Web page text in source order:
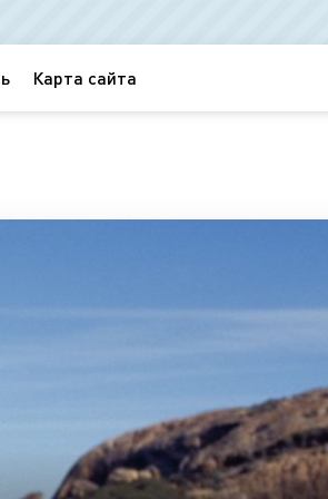
Карта сайта